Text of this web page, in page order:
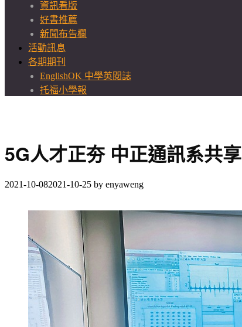
資訊看版
好書推薦
新聞布告欄
活動訊息
各期期刊
EnglishOK 中學英閱誌
托福小學報
5G人才正夯 中正通訊系共
2021-10-082021-10-25 by enyaweng